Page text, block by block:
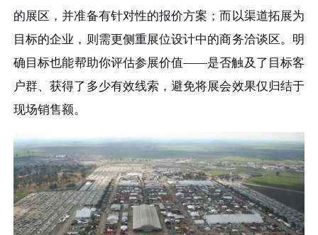
的展区，并准备有针对性的报价方案；而以渠道拓展为
目标的企业，则需更侧重展位设计中的商务洽谈区。明
确目标也能帮助你评估参展价值——是否触及了目标客
户群、获得了多少有效线索，避免将展会效果仅归结于
现场销售额。